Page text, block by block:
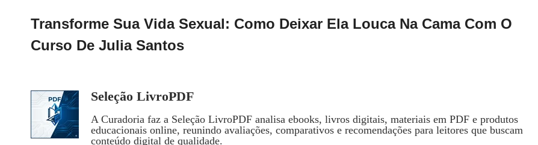
Transforme Sua Vida Sexual: Como Deixar Ela Louca Na Cama Com O
Curso De Julia Santos
Seleção LivroPDF
A Curadoria faz a Seleção LivroPDF analisa ebooks, livros digitais, materiais em PDF e produtos
educacionais online, reunindo avaliações, comparativos e recomendações para leitores que buscam
conteúdo digital de qualidade.